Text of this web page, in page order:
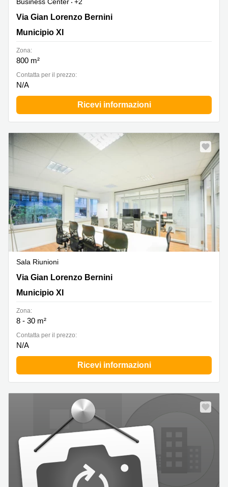
Business Center
+2
Via Gian Lorenzo Bernini 29, Municipio XI
Via Gian Lorenzo Bernini
Municipio XI
Zona:
800 m²
Сontatta per il prezzo:
N/A
Ricevi informazioni
Sala Riunioni
Via Gian Lorenzo Bernini 29, Municipio XI
Via Gian Lorenzo Bernini
Municipio XI
Zona:
8 - 30 m²
Сontatta per il prezzo:
N/A
Ricevi informazioni